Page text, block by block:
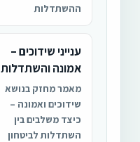
ההשתדלות
ענייני שידוכים –
אמונה והשתדלות
מאמר מחזק בנושא
שידוכים ואמונה –
כיצד משלבים בין
השתדלות לביטחון